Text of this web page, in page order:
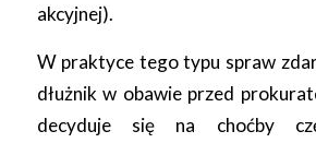
akcyjnej).
W praktyce tego typu spraw
dłużnik w obawie przed
decyduje się na choćby